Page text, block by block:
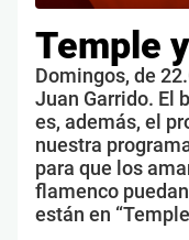
Temple
Domingos, de
Juan Garrido. El
es, además, el
nuestra
para que los
flamenco
están en